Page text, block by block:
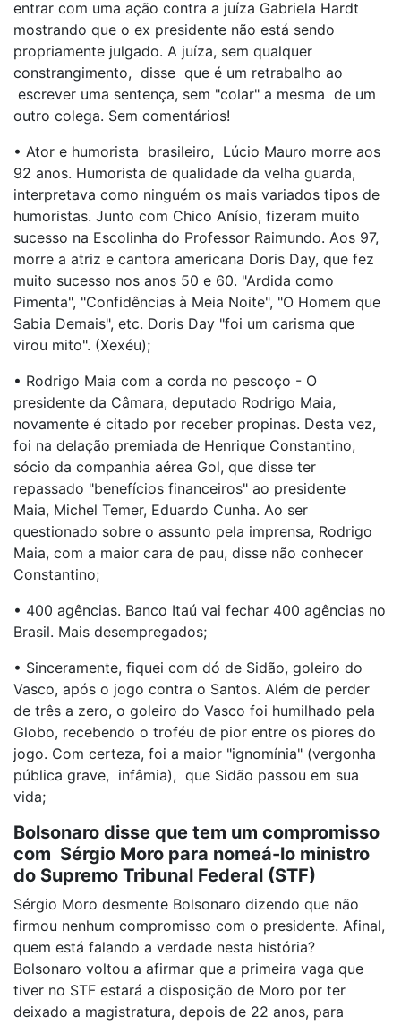
entrar com uma ação contra a juíza Gabriela Hardt
mostrando que o ex presidente não está sendo
propriamente julgado. A juíza, sem qualquer
constrangimento, disse que é um retrabalho ao
escrever uma sentença, sem "colar" a mesma de um
outro colega. Sem comentários!
• Ator e humorista brasileiro, Lúcio Mauro morre aos
92 anos. Humorista de qualidade da velha guarda,
interpretava como ninguém os mais variados tipos de
humoristas. Junto com Chico Anísio, fizeram muito
sucesso na Escolinha do Professor Raimundo. Aos 97,
morre a atriz e cantora americana Doris Day, que fez
muito sucesso nos anos 50 e 60. "Ardida como
Pimenta", "Confidências à Meia Noite", "O Homem que
Sabia Demais", etc. Doris Day "foi um carisma que
virou mito". (Xexéu);
• Rodrigo Maia com a corda no pescoço - O
presidente da Câmara, deputado Rodrigo Maia,
novamente é citado por receber propinas. Desta vez,
foi na delação premiada de Henrique Constantino,
sócio da companhia aérea Gol, que disse ter
repassado "benefícios financeiros" ao presidente
Maia, Michel Temer, Eduardo Cunha. Ao ser
questionado sobre o assunto pela imprensa, Rodrigo
Maia, com a maior cara de pau, disse não conhecer
Constantino;
• 400 agências. Banco Itaú vai fechar 400 agências no
Brasil. Mais desempregados;
• Sinceramente, fiquei com dó de Sidão, goleiro do
Vasco, após o jogo contra o Santos. Além de perder
de três a zero, o goleiro do Vasco foi humilhado pela
Globo, recebendo o troféu de pior entre os piores do
jogo. Com certeza, foi a maior "ignomínia" (vergonha
pública grave, infâmia), que Sidão passou em sua
vida;
Bolsonaro disse que tem um compromisso
com Sérgio Moro para nomeá-lo ministro
do Supremo Tribunal Federal (STF)
Sérgio Moro desmente Bolsonaro dizendo que não
firmou nenhum compromisso com o presidente. Afinal,
quem está falando a verdade nesta história?
Bolsonaro voltou a afirmar que a primeira vaga que
tiver no STF estará a disposição de Moro por ter
deixado a magistratura, depois de 22 anos, para